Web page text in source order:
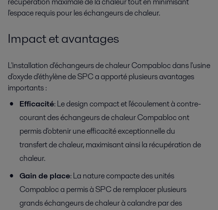
l'espace requis pour les échangeurs de chaleur.
Impact et avantages
L'installation d'échangeurs de chaleur Compabloc dans l'usine
d'oxyde d'éthylène de SPC a apporté plusieurs avantages
importants :
Efficacité: Le design compact et l'écoulement à contre-
courant des échangeurs de chaleur Compabloc ont
permis d'obtenir une efficacité exceptionnelle du
transfert de chaleur, maximisant ainsi la récupération de
chaleur.
Gain de place: La nature compacte des unités
Compabloc a permis à SPC de remplacer plusieurs
grands échangeurs de chaleur à calandre par des